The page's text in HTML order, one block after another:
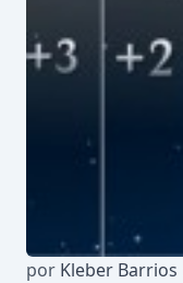
por Kleber Barrios